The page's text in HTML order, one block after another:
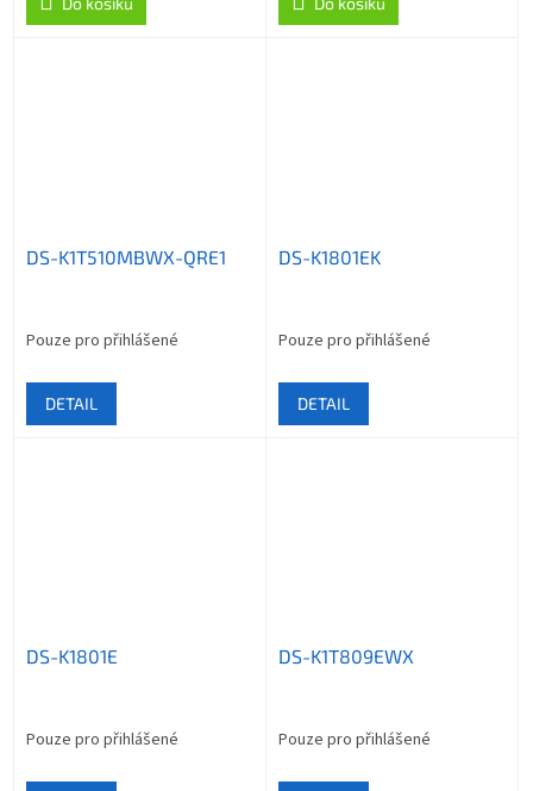
DS-K1T510MBWX-QRE1
Pouze pro přihlášené
DETAIL
DS-K1801EK
Pouze pro přihlášené
DETAIL
DS-K1801E
Pouze pro přihlášené
DS-K1T809EWX
Pouze pro přihlášené